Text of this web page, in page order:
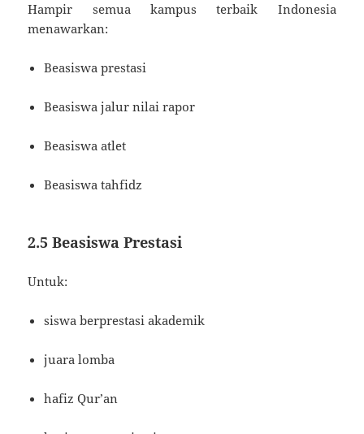
Hampir semua kampus terbaik Indonesia
menawarkan:
Beasiswa prestasi
Beasiswa jalur nilai rapor
Beasiswa atlet
Beasiswa tahfidz
2.5 Beasiswa Prestasi
Untuk:
siswa berprestasi akademik
juara lomba
hafiz Qur’an